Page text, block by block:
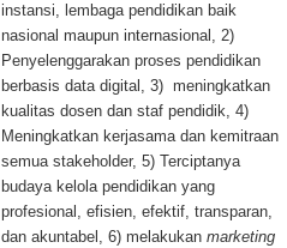
instansi, lembaga pendidikan baik
nasional maupun internasional, 2)
Penyelenggarakan proses pendidikan
berbasis data digital, 3) meningkatkan
kualitas dosen dan staf pendidik, 4)
Meningkatkan kerjasama dan kemitraan
semua stakeholder, 5) Terciptanya
budaya kelola pendidikan yang
profesional, efisien, efektif, transparan,
dan akuntabel, 6) melakukan marketing